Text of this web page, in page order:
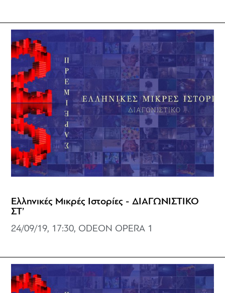
Ελληνικές Μικρές Ιστορίες - ΔΙΑΓΩΝΙΣΤΙΚΟ
ΣΤ’
24/09/19, 17:30, ODEON OPERA 1